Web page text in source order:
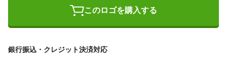
このロゴを購入する
銀行振込・クレジット決済対応